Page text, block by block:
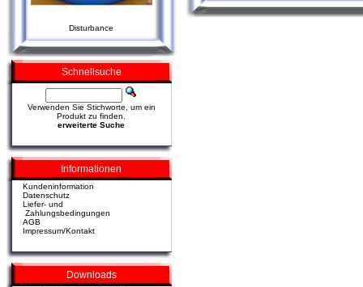
Disturbance
Schnellsuche
Verwenden Sie Stichworte, um ein
Produkt zu finden.
erweiterte Suche
Informationen
Kundeninformation
Datenschutz
Liefer- und
Zahlungsbedingungen
AGB
Impressum/Kontakt
Downloads